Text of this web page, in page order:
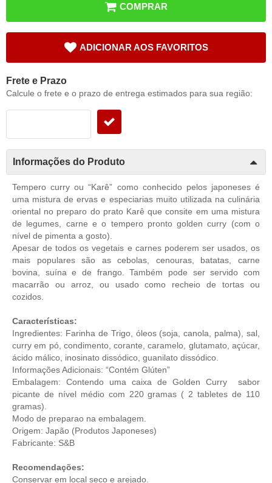
COMPRAR
ADICIONAR AOS FAVORITOS
Frete e Prazo
Calcule o frete e o prazo de entrega estimados para sua região:
Informações do Produto
Tempero curry ou “Karê” como conhecido pelos japoneses é
uma mistura de ervas e especiarias muito utilizada na culinária
oriental no preparo do prato Karê que consite em uma mistura
de legumes, carne e o tempero pronto golden curry (com o
nível de pimenta a gosto).
Apesar de todos os vegetais e carnes poderem ser usados, os
mais populares são as cebolas, cenouras, batatas, carne
bovina, suína e de frango. Também pode ser servido com
macarrão ou arroz, ou usado como recheio de tortas ou
cozidos.
Características:
Ingredientes: Farinha de Trigo, óleos (soja, canola, palma), sal,
curry em pó, condimento, corante, caramelo, glutamato, açúcar,
ácido málico, inosinato dissódico, guanilato dissódico.
Informações Adicionais: “Contém Glúten”
Embalagem: Contendo uma caixa de Golden Curry sabor
picante de nível médio com 220 gramas ( 2 tabletes de 110
gramas).
Modo de preparao na embalagem.
Origem: Japão (Produtos Japoneses)
Fabricante: S&B
Recomendações:
Conservar em local seco e arejado.